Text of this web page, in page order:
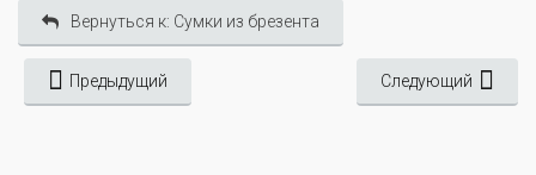
Вернуться к: Сумки из брезента
Предыдущий Следующий